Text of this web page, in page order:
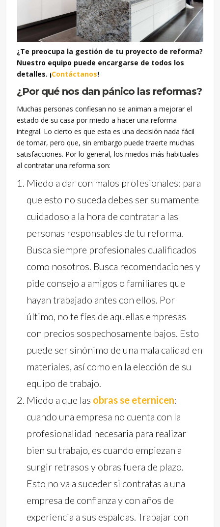
¿Te preocupa la gestión de tu proyecto de reforma?
Nuestro equipo puede encargarse de todos los
detalles. ¡Contáctanos!
¿Por qué nos dan pánico las reformas?
Muchas personas confiesan no se animan a mejorar el
estado de su casa por miedo a hacer una reforma
integral. Lo cierto es que esta es una decisión nada fácil
de tomar, pero que, sin embargo puede traerte muchas
satisfacciones. Por lo general, los miedos más habituales
al contratar una reforma son:
Miedo a dar con malos profesionales: para
que esto no suceda debes ser sumamente
cuidadoso a la hora de contratar a las
personas responsables de tu reforma.
Busca siempre profesionales cualificados
como nosotros. Busca recomendaciones y
pide consejo a amigos o familiares que
hayan trabajado antes con ellos. Por
último, no te fíes de aquellas empresas
con precios sospechosamente bajos. Esto
puede ser sinónimo de una mala calidad en
materiales, así como en la elección de su
equipo de trabajo.
Miedo a que las obras se eternicen:
cuando una empresa no cuenta con la
profesionalidad necesaria para realizar
bien su trabajo, es cuando empiezan a
surgir retrasos y obras fuera de plazo.
Esto no va a suceder si contratas a una
empresa de confianza y con años de
experiencia a sus espaldas. Trabajar con